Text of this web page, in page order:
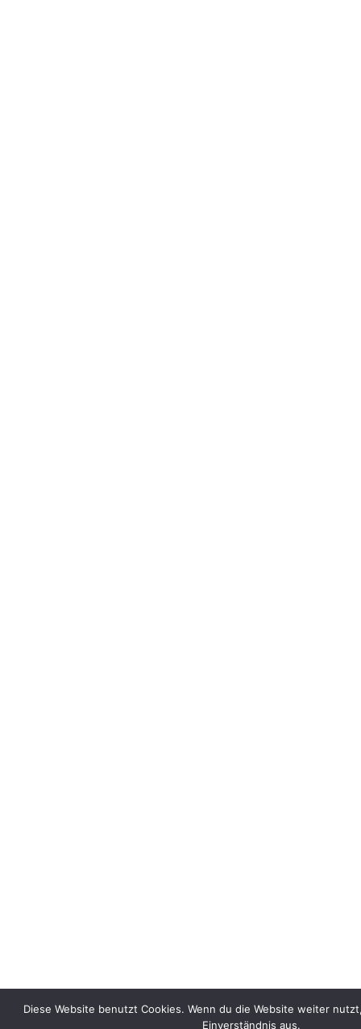
Diese Website benutzt Cookies. Wenn du die Website weiter
Einverständnis aus.